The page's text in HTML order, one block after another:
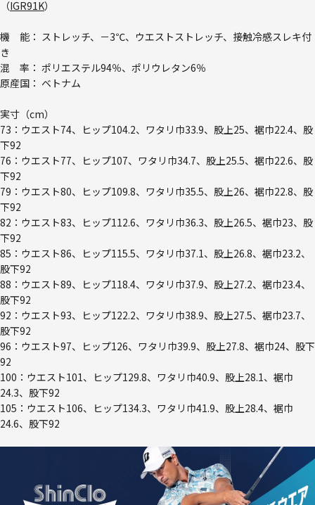
（IGR91K）
機 能： ストレッチ、－3℃、ウエストストレッチ、接触冷感スレキ付
き
混 率： ポリエステル94％、ポリウレタン6％
原産国： ベトナム
実寸（cm）
73：ウエスト74、ヒップ104.2、ワタリ巾33.9、股上25、裾巾22.4、股
下92
76：ウエスト77、ヒップ107、ワタリ巾34.7、股上25.5、裾巾22.6、股
下92
79：ウエスト80、ヒップ109.8、ワタリ巾35.5、股上26、裾巾22.8、股
下92
82：ウエスト83、ヒップ112.6、ワタリ巾36.3、股上26.5、裾巾23、股
下92
85：ウエスト86、ヒップ115.5、ワタリ巾37.1、股上26.8、裾巾23.2、
股下92
88：ウエスト89、ヒップ118.4、ワタリ巾37.9、股上27.2、裾巾23.4、
股下92
92：ウエスト93、ヒップ122.2、ワタリ巾38.9、股上27.5、裾巾23.7、
股下92
96：ウエスト97、ヒップ126、ワタリ巾39.9、股上27.8、裾巾24、股下
92
100：ウエスト101、ヒップ129.8、ワタリ巾40.9、股上28.1、裾巾
24.3、股下92
105：ウエスト106、ヒップ134.3、ワタリ巾41.9、股上28.4、裾巾
24.6、股下92